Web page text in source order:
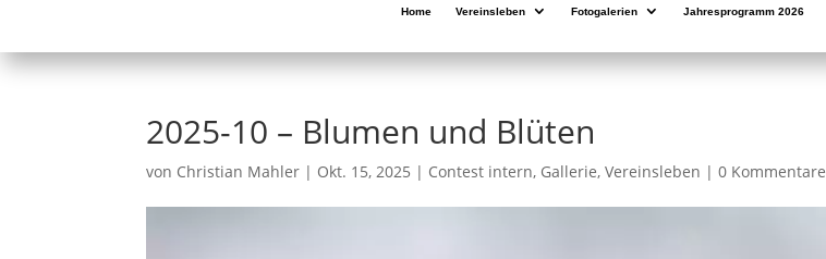
Home Vereinsleben Fotogalerien Jahresprogramm 2026
2025-10 – Blumen und Blüten
von Christian Mahler | Okt. 15, 2025 | Contest intern, Gallerie,Vereinsleben |0 Kommentare